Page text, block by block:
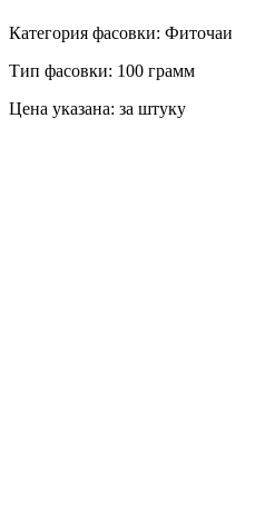
Категория фасовки: Фиточаи
Тип фасовки: 100 грамм
Цена указана: за штуку